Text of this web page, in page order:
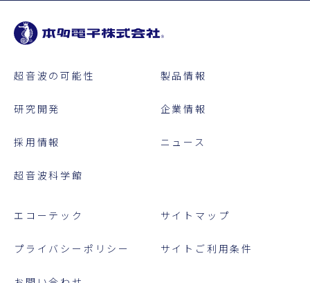
超音波の可能性 製品情報
研究開発 企業情報
採用情報 ニュース
超音波科学館
エコーテック サイトマップ
プライバシーポリシー サイトご利用条件